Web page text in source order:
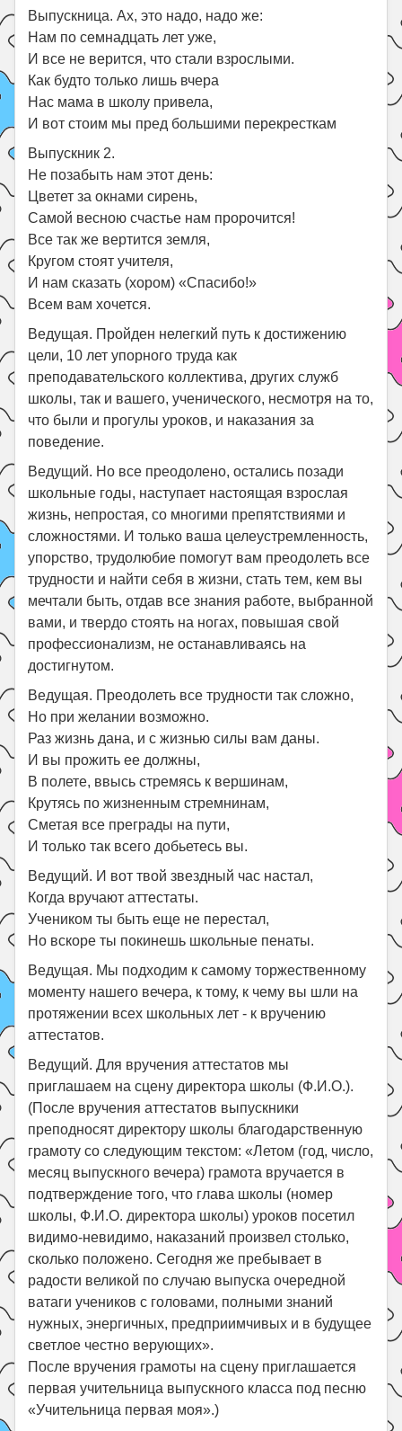
Выпускница. Ах, это надо, надо же:
Нам по семнадцать лет уже,
И все не верится, что стали взрослыми.
Как будто только лишь вчера
Нас мама в школу привела,
И вот стоим мы пред большими перекресткам
Выпускник 2.
Не позабыть нам этот день:
Цветет за окнами сирень,
Самой весною счастье нам пророчится!
Все так же вертится земля,
Кругом стоят учителя,
И нам сказать (хором) «Спасибо!»
Всем вам хочется.
Ведущая. Пройден нелегкий путь к достижению
цели, 10 лет упорного труда как
преподавательского коллектива, других служб
школы, так и вашего, ученического, несмотря на то,
что были и прогулы уроков, и наказания за
поведение.
Ведущий. Но все преодолено, остались позади
школьные годы, наступает настоящая взрослая
жизнь, непростая, со многими препятствиями и
сложностями. И только ваша целеустремленность,
упорство, трудолюбие помогут вам преодолеть все
трудности и найти себя в жизни, стать тем, кем вы
мечтали быть, отдав все знания работе, выбранной
вами, и твердо стоять на ногах, повышая свой
профессионализм, не останавливаясь на
достигнутом.
Ведущая. Преодолеть все трудности так сложно,
Но при желании возможно.
Раз жизнь дана, и с жизнью силы вам даны.
И вы прожить ее должны,
В полете, ввысь стремясь к вершинам,
Крутясь по жизненным стремнинам,
Сметая все преграды на пути,
И только так всего добьетесь вы.
Ведущий. И вот твой звездный час настал,
Когда вручают аттестаты.
Учеником ты быть еще не перестал,
Но вскоре ты покинешь школьные пенаты.
Ведущая. Мы подходим к самому торжественному
моменту нашего вечера, к тому, к чему вы шли на
протяжении всех школьных лет - к вручению
аттестатов.
Ведущий. Для вручения аттестатов мы
приглашаем на сцену директора школы (Ф.И.О.).
(После вручения аттестатов выпускники
преподносят директору школы благодарственную
грамоту со следующим текстом: «Летом (год, число,
месяц выпускного вечера) грамота вручается в
подтверждение того, что глава школы (номер
школы, Ф.И.О. директора школы) уроков посетил
видимо-невидимо, наказаний произвел столько,
сколько положено. Сегодня же пребывает в
радости великой по случаю выпуска очередной
ватаги учеников с головами, полными знаний
нужных, энергичных, предприимчивых и в будущее
светлое честно верующих».
После вручения грамоты на сцену приглашается
первая учительница выпускного класса под песню
«Учительница первая моя».)